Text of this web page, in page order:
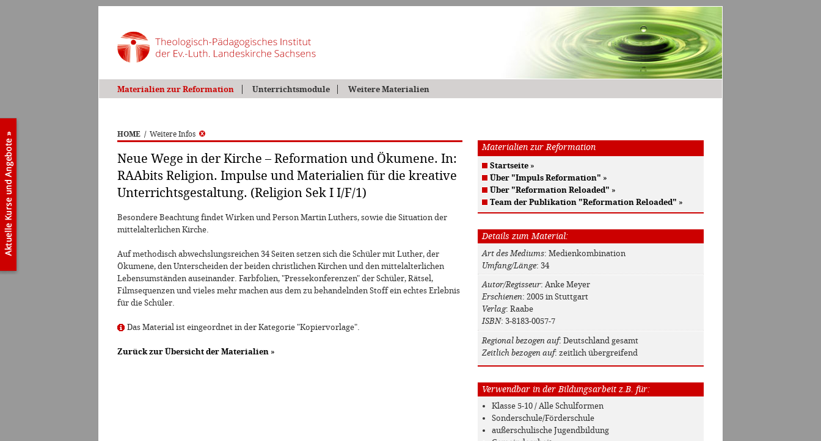
Materialien zur Reformation Unterrichtsmodule Weitere Materialien
HOME / Weitere Infos
Neue Wege in der Kirche – Reformation und Ökumene. In:
RAAbits Religion. Impulse und Materialien für die kreative
Unterrichtsgestaltung. (Religion Sek I I/F/1)
Besondere Beachtung findet Wirken und Person Martin Luthers, sowie die Situation der
mittelalterlichen Kirche.
Auf methodisch abwechslungsreichen 34 Seiten setzen sich die Schüler mit Luther, der
Ökumene, den Unterscheiden der beiden christlichen Kirchen und den mittelalterlichen
Lebensumständen auseinander. Farbfolien, "Pressekonferenzen" der Schüler, Rätsel,
Filmsequenzen und vieles mehr machen aus dem zu behandelnden Stoff ein echtes Erlebnis
für die Schüler.
Das Material ist eingeordnet in der Kategorie "Kopiervorlage".
Zurück zur Übersicht der Materialien »
Materialien zur Reformation
Startseite »
Über "Impuls Reformation" »
Über "Reformation Reloaded" »
Team der Publikation "Reformation Reloaded" »
Details zum Material:
Art des Mediums: Medienkombination
Umfang/Länge: 34
Autor/Regisseur: Anke Meyer
Erschienen: 2005 in Stuttgart
Verlag: Raabe
ISBN: 3-8183-0057-7
Regional bezogen auf: Deutschland gesamt
Zeitlich bezogen auf: zeitlich übergreifend
Verwendbar in der Bildungsarbeit z.B. für:
Klasse 5-10 / Alle Schulformen
Sonderschule/Förderschule
außerschulische Jugendbildung